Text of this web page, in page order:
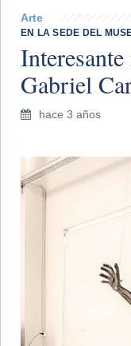
Arte
EN LA SEDE DEL
Gabriel
hace 3 años